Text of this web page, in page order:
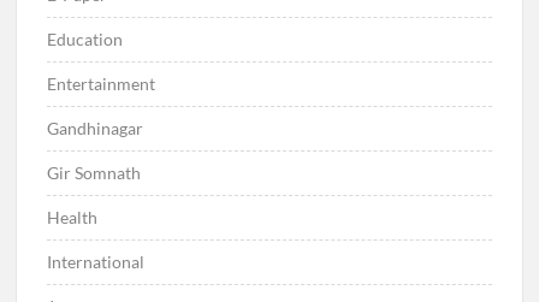
Education
Entertainment
Gandhinagar
Gir Somnath
Health
International